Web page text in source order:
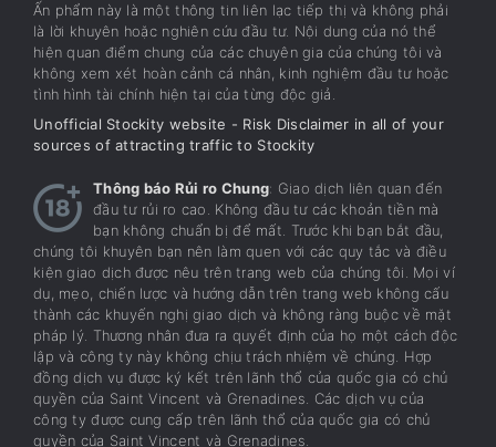
Ấn phẩm này là một thông tin liên lạc tiếp thị và không phải
là lời khuyên hoặc nghiên cứu đầu tư. Nội dung của nó thể
hiện quan điểm chung của các chuyên gia của chúng tôi và
không xem xét hoàn cảnh cá nhân, kinh nghiệm đầu tư hoặc
tình hình tài chính hiện tại của từng độc giả.
Unofficial Stockity website - Risk Disclaimer in all of your
sources of attracting traffic to Stockity
Thông báo Rủi ro Chung: Giao dịch liên quan đến
đầu tư rủi ro cao. Không đầu tư các khoản tiền mà
bạn không chuẩn bị để mất. Trước khi bạn bắt đầu,
chúng tôi khuyên bạn nên làm quen với các quy tắc và điều
kiện giao dịch được nêu trên trang web của chúng tôi. Mọi ví
dụ, mẹo, chiến lược và hướng dẫn trên trang web không cấu
thành các khuyến nghị giao dịch và không ràng buộc về mặt
pháp lý. Thương nhân đưa ra quyết định của họ một cách độc
lập và công ty này không chịu trách nhiệm về chúng. Hợp
đồng dịch vụ được ký kết trên lãnh thổ của quốc gia có chủ
quyền của Saint Vincent và Grenadines. Các dịch vụ của
công ty được cung cấp trên lãnh thổ của quốc gia có chủ
quyền của Saint Vincent và Grenadines.